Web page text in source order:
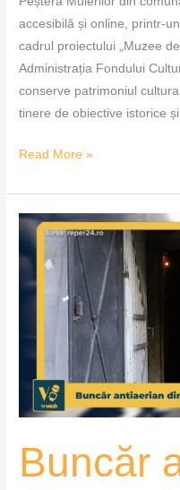
accesibilă și online, printr-
cadrul proiectului „Muzee
Administrația Fondului
conserve patrimoniul
tinere de obiective istorice
Read More »
Buncăr
Buncăr
antiaerian
Reșița
VoxQub